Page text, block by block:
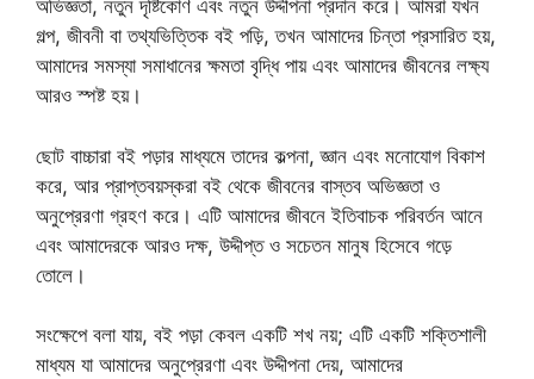
অভিজ্ঞতা, নতুন দৃষ্টিকোণ এবং নতুন উদ্দীপনা প্রদান করে। আমরা যখন
গল্প, জীবনী বা তথ্যভিত্তিক বই পড়ি, তখন আমাদের চিন্তা প্রসারিত হয়,
আমাদের সমস্যা সমাধানের ক্ষমতা বৃদ্ধি পায় এবং আমাদের জীবনের লক্ষ্য
আরও স্পষ্ট হয়।
ছোট বাচ্চারা বই পড়ার মাধ্যমে তাদের কল্পনা, জ্ঞান এবং মনোযোগ বিকাশ
করে, আর প্রাপ্তবয়স্করা বই থেকে জীবনের বাস্তব অভিজ্ঞতা ও
অনুপ্রেরণা গ্রহণ করে। এটি আমাদের জীবনে ইতিবাচক পরিবর্তন আনে
এবং আমাদেরকে আরও দক্ষ, উদ্দীপ্ত ও সচেতন মানুষ হিসেবে গড়ে
তোলে।
সংক্ষেপে বলা যায়, বই পড়া কেবল একটি শখ নয়; এটি একটি শক্তিশালী
মাধ্যম যা আমাদের অনুপ্রেরণা এবং উদ্দীপনা দেয়, আমাদের